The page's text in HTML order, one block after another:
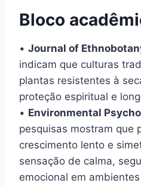
Bloco
• Journal of
indicam que culturas
plantas resistentes à
proteção espiritual e
• Environmental
pesquisas mostram que
crescimento lento e
sensação de calma,
emocional em